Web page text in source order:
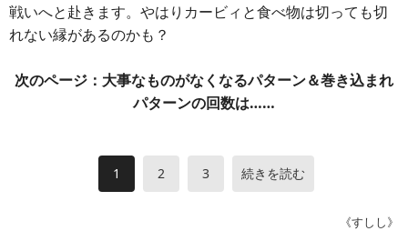
戦いへと赴きます。やはりカービィと食べ物は切っても切
れない縁があるのかも？
次のページ：大事なものがなくなるパターン＆巻き込まれ
パターンの回数は……
1 2 3 続きを読む
《すしし》